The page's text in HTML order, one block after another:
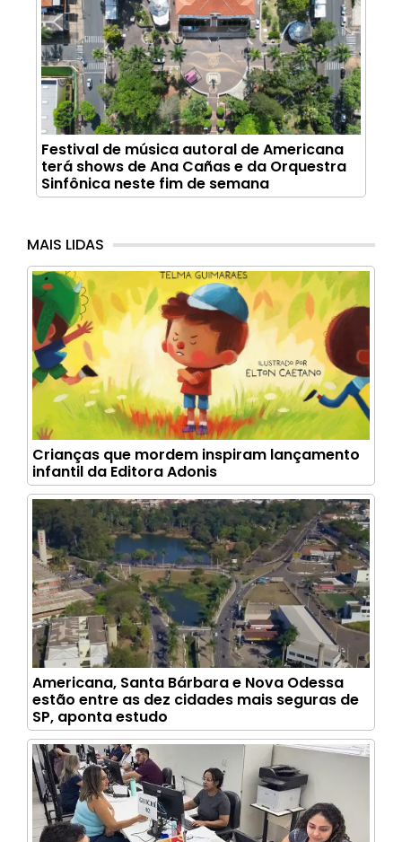
Festival de música autoral de Americana
terá shows de Ana Cañas e da Orquestra
Sinfônica neste fim de semana
MAIS LIDAS
Crianças que mordem inspiram lançamento
infantil da Editora Adonis
Americana, Santa Bárbara e Nova Odessa
estão entre as dez cidades mais seguras de
SP, aponta estudo